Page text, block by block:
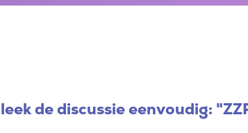
de discussie eenvoudig: